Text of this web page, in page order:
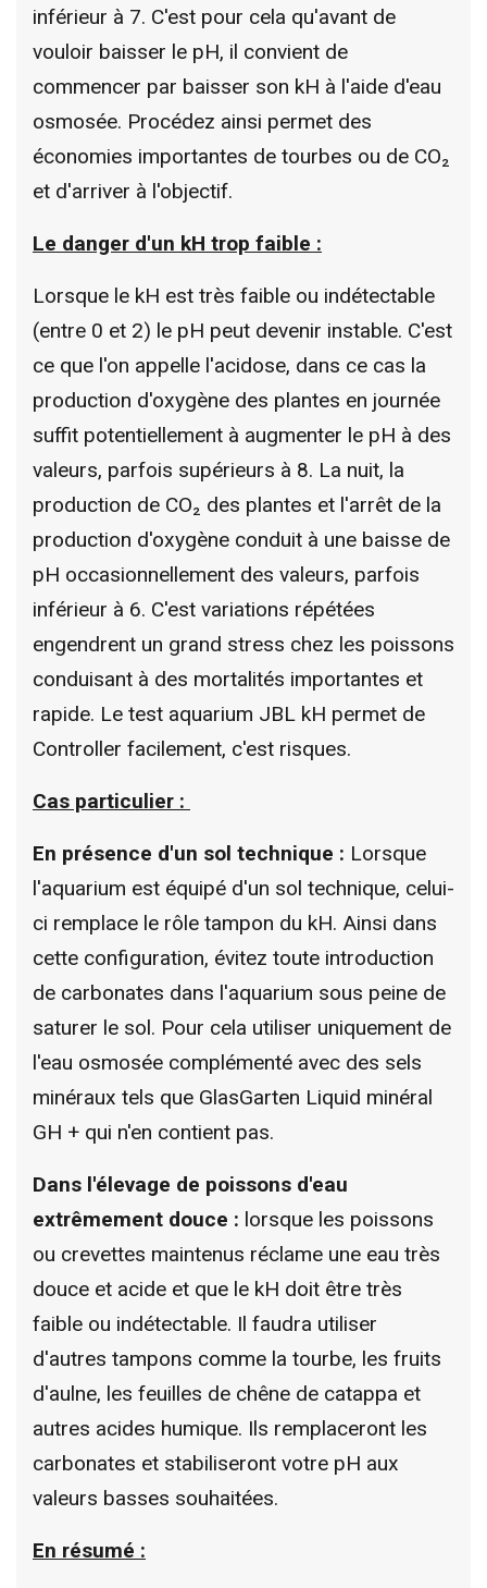
inférieur à 7. C'est pour cela qu'avant de
vouloir baisser le pH, il convient de
commencer par baisser son kH à l'aide d'eau
osmosée. Procédez ainsi permet des
économies importantes de tourbes ou de CO₂
et d'arriver à l'objectif.
Le danger d'un kH trop faible :
Lorsque le kH est très faible ou indétectable
(entre 0 et 2) le pH peut devenir instable. C'est
ce que l'on appelle l'acidose, dans ce cas la
production d'oxygène des plantes en journée
suffit potentiellement à augmenter le pH à des
valeurs, parfois supérieurs à 8. La nuit, la
production de CO₂ des plantes et l'arrêt de la
production d'oxygène conduit à une baisse de
pH occasionnellement des valeurs, parfois
inférieur à 6. C'est variations répétées
engendrent un grand stress chez les poissons
conduisant à des mortalités importantes et
rapide. Le test aquarium JBL kH permet de
Controller facilement, c'est risques.
Cas particulier :
En présence d'un sol technique : Lorsque
l'aquarium est équipé d'un sol technique, celui-
ci remplace le rôle tampon du kH. Ainsi dans
cette configuration, évitez toute introduction
de carbonates dans l'aquarium sous peine de
saturer le sol. Pour cela utiliser uniquement de
l'eau osmosée complémenté avec des sels
minéraux tels que GlasGarten Liquid minéral
GH + qui n'en contient pas.
Dans l'élevage de poissons d'eau
extrêmement douce : lorsque les poissons
ou crevettes maintenus réclame une eau très
douce et acide et que le kH doit être très
faible ou indétectable. Il faudra utiliser
d'autres tampons comme la tourbe, les fruits
d'aulne, les feuilles de chêne de catappa et
autres acides humique. Ils remplaceront les
carbonates et stabiliseront votre pH aux
valeurs basses souhaitées.
En résumé :